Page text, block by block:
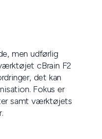
men udførlig
cBrain F2
det kan
Fokus er
samt værktøjets